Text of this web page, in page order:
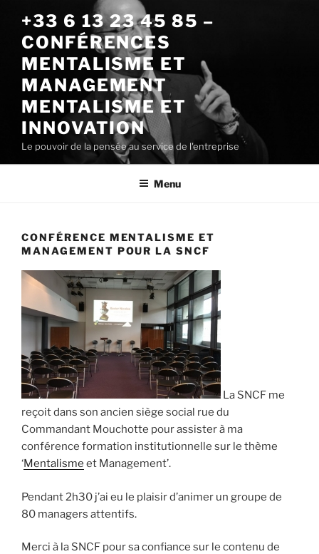
contenu
principal
+33 6 13 23 45 85 –
CONFÉRENCES
MENTALISME ET
MANAGEMENT
MENTALISME ET
INNOVATION
Le pouvoir de la pensée au service de l'entreprise
Menu
CONFÉRENCE MENTALISME ET
MANAGEMENT POUR LA SNCF
La SNCF me
reçoit dans son ancien siège social rue du
Commandant Mouchotte pour assister à ma
conférence formation institutionnelle sur le thème
‘Mentalisme et Management’.
Pendant 2h30 j’ai eu le plaisir d’animer un groupe de
80 managers attentifs.
Merci à la SNCF pour sa confiance sur le contenu de